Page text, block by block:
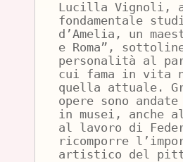
Lucilla Vignoli,
fondamentale
d’Amelia, un
e Roma”,
personalità al
cui fama in vita
quella attuale.
opere sono
in musei, anche
al lavoro di
ricomporre
artistico del